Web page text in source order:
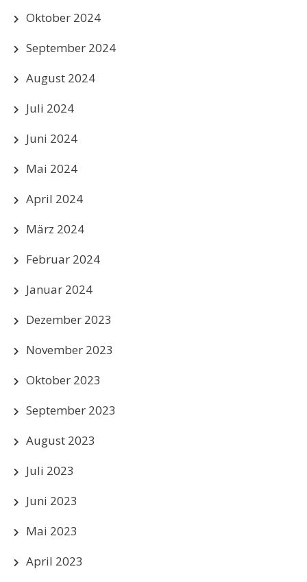
Oktober 2024
September 2024
August 2024
Juli 2024
Juni 2024
Mai 2024
April 2024
März 2024
Februar 2024
Januar 2024
Dezember 2023
November 2023
Oktober 2023
September 2023
August 2023
Juli 2023
Juni 2023
Mai 2023
April 2023